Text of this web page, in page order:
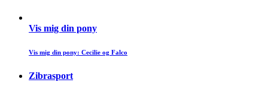
Vis mig din pony
Vis mig din pony: Cecilie og Falco
Zibrasport